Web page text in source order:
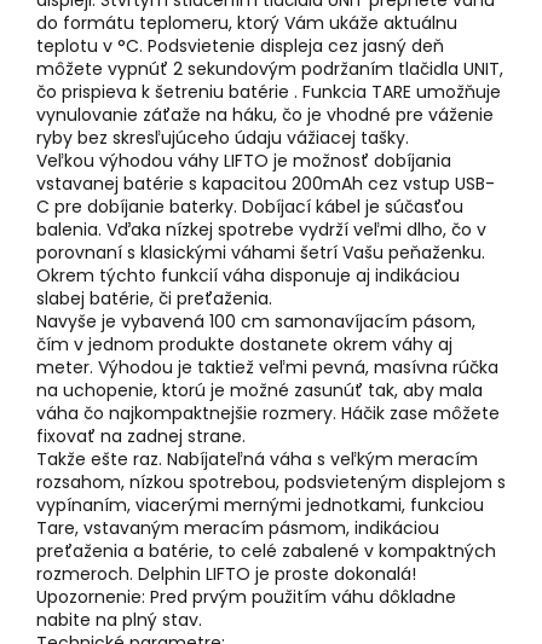
do formátu teplomeru, ktorý Vám ukáže aktuálnu
teplotu v °C. Podsvietenie displeja cez jasný deň
môžete vypnúť 2 sekundovým podržaním tlačidla UNIT,
čo prispieva k šetreniu batérie . Funkcia TARE umožňuje
vynulovanie záťaže na háku, čo je vhodné pre váženie
ryby bez skresľujúceho údaju vážiacej tašky.
Veľkou výhodou váhy LIFTO je možnosť dobíjania
vstavanej batérie s kapacitou 200mAh cez vstup USB-
C pre dobíjanie baterky. Dobíjací kábel je súčasťou
balenia. Vďaka nízkej spotrebe vydrží veľmi dlho, čo v
porovnaní s klasickými váhami šetrí Vašu peňaženku.
Okrem týchto funkcií váha disponuje aj indikáciou
slabej batérie, či preťaženia.
Navyše je vybavená 100 cm samonavíjacím pásom,
čím v jednom produkte dostanete okrem váhy aj
meter. Výhodou je taktiež veľmi pevná, masívna rúčka
na uchopenie, ktorú je možné zasunúť tak, aby mala
váha čo najkompaktnejšie rozmery. Háčik zase môžete
fixovať na zadnej strane.
Takže ešte raz. Nabíjateľná váha s veľkým meracím
rozsahom, nízkou spotrebou, podsvieteným displejom s
vypínaním, viacerými mernými jednotkami, funkciou
Tare, vstavaným meracím pásmom, indikáciou
preťaženia a batérie, to celé zabalené v kompaktných
rozmeroch. Delphin LIFTO je proste dokonalá!
Upozornenie: Pred prvým použitím váhu dôkladne
nabite na plný stav.